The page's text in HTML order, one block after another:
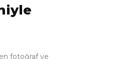
fotoğraf ve